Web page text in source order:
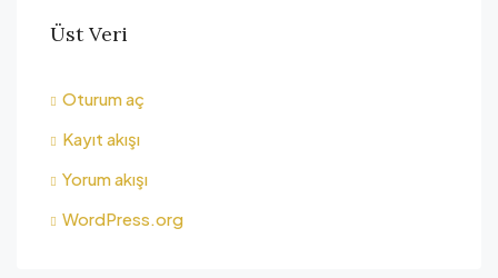
Üst Veri
Oturum aç
Kayıt akışı
Yorum akışı
WordPress.org